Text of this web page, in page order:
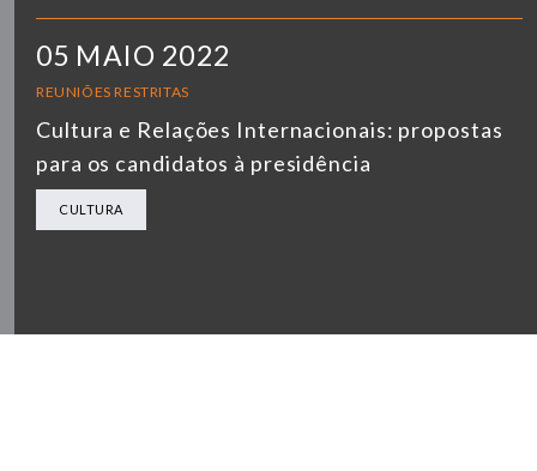
05 MAIO 2022
REUNIÕES RESTRITAS
Cultura e Relações Internacionais: propostas
para os candidatos à presidência
CULTURA